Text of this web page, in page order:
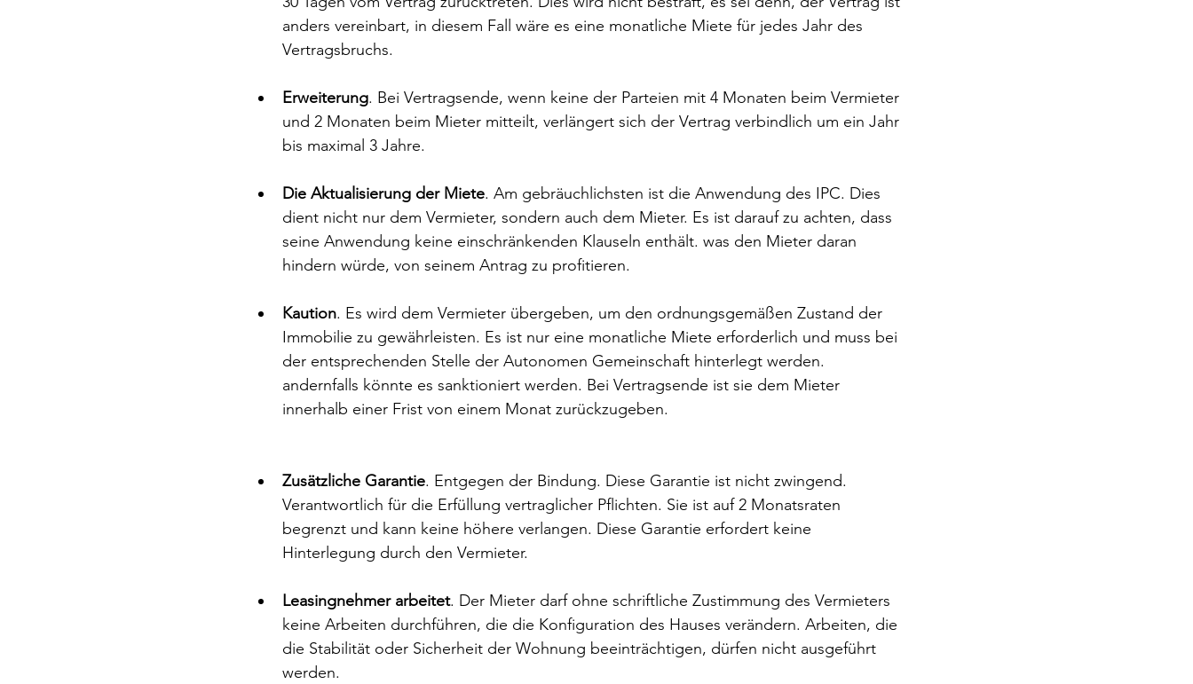
anders vereinbart, in diesem Fall wäre es eine monatliche Miete für jedes Jahr des
Vertragsbruchs.
Erweiterung. Bei Vertragsende, wenn keine der Parteien mit 4 Monaten beim Vermieter
und 2 Monaten beim Mieter mitteilt, verlängert sich der Vertrag verbindlich um ein Jahr
bis maximal 3 Jahre.
Die Aktualisierung der Miete. Am gebräuchlichsten ist die Anwendung des IPC. Dies
dient nicht nur dem Vermieter, sondern auch dem Mieter. Es ist darauf zu achten, dass
seine Anwendung keine einschränkenden Klauseln enthält. was den Mieter daran
hindern würde, von seinem Antrag zu profitieren.
Kaution. Es wird dem Vermieter übergeben, um den ordnungsgemäßen Zustand der
Immobilie zu gewährleisten. Es ist nur eine monatliche Miete erforderlich und muss bei
der entsprechenden Stelle der Autonomen Gemeinschaft hinterlegt werden.
andernfalls könnte es sanktioniert werden. Bei Vertragsende ist sie dem Mieter
innerhalb einer Frist von einem Monat zurückzugeben.
Zusätzliche Garantie. Entgegen der Bindung. Diese Garantie ist nicht zwingend.
Verantwortlich für die Erfüllung vertraglicher Pflichten. Sie ist auf 2 Monatsraten
begrenzt und kann keine höhere verlangen. Diese Garantie erfordert keine
Hinterlegung durch den Vermieter.
Leasingnehmer arbeitet. Der Mieter darf ohne schriftliche Zustimmung des Vermieters
keine Arbeiten durchführen, die die Konfiguration des Hauses verändern. Arbeiten, die
die Stabilität oder Sicherheit der Wohnung beeinträchtigen, dürfen nicht ausgeführt
werden.